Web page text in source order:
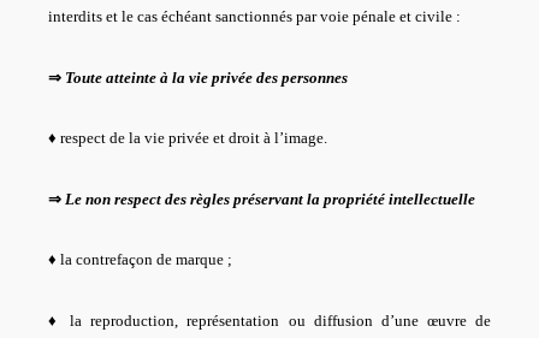
interdits et le cas échéant sanctionnés par voie pénale et civile :
⇒ Toute atteinte à la vie privée des personnes
♦ respect de la vie privée et droit à l’image.
⇒ Le non respect des règles préservant la propriété intellectuelle
♦ la contrefaçon de marque ;
♦ la reproduction, représentation ou diffusion d’une œuvre de